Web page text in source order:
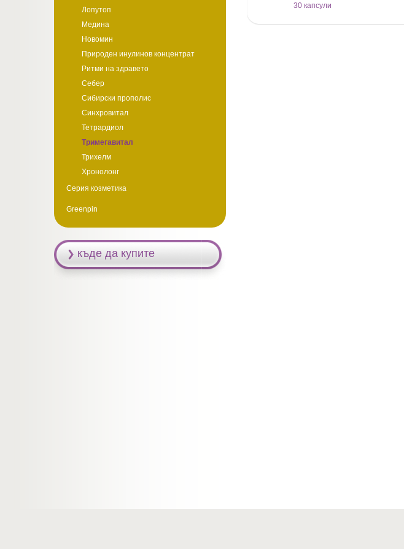
30 капсули
Лопутоп
Медина
Новомин
Природен инулинов концентрат
Ритми на здравето
Себер
Сибирски прополис
Синхровитал
Тетрардиол
Тримегавитал
Трихелм
Хронолонг
Серия козметика
Greenpin
къде да купите